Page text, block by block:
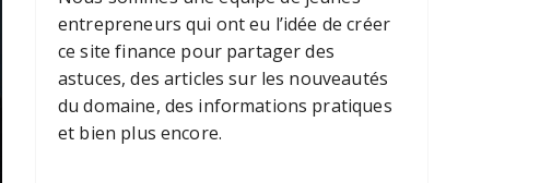
entrepreneurs qui ont eu l’idée de créer
ce site finance pour partager des
astuces, des articles sur les nouveautés
du domaine, des informations pratiques
et bien plus encore.